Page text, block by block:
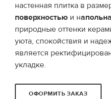
настенная плитка в
поверхностью и н
природные оттенки
уюта, спокойствия и
является
укладке.
ОФОРМИТЬ ЗАКАЗ